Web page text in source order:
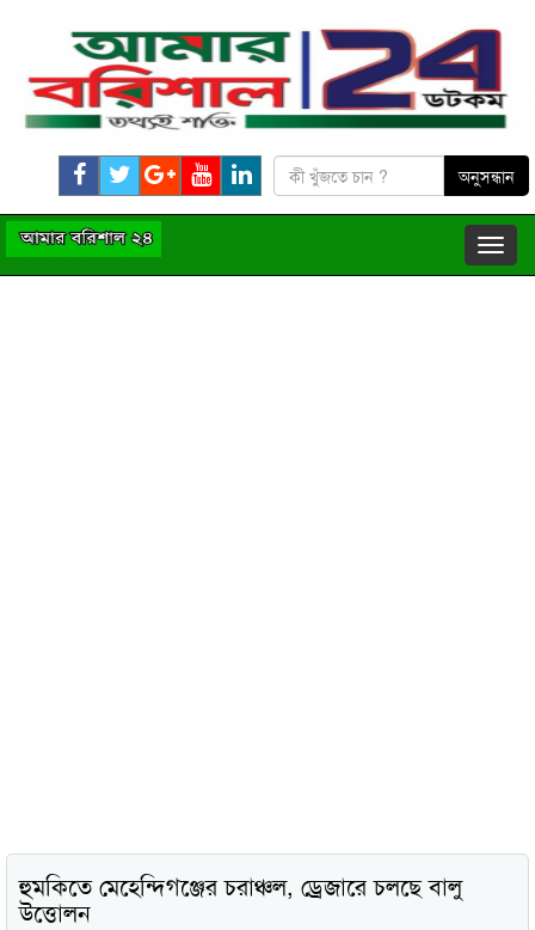
হুমকিতে মেহেন্দিগঞ্জের চরাঞ্চল, ড্রেজারে চলছে বালু
উত্তোলন